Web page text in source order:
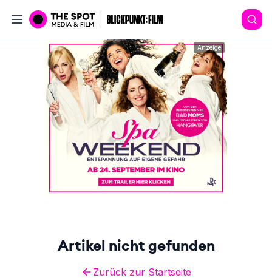
Anzeige
Artikel nicht gefunden
Zurück zur Startseite